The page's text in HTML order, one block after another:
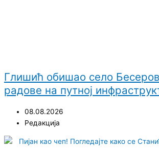
Глишић обишао село
радове на путној
08.08.2026
Редакција